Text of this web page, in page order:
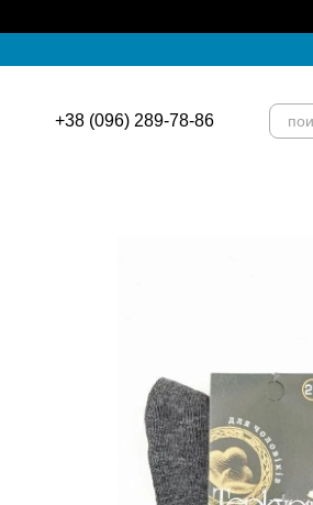
+38 (096) 289-78-86